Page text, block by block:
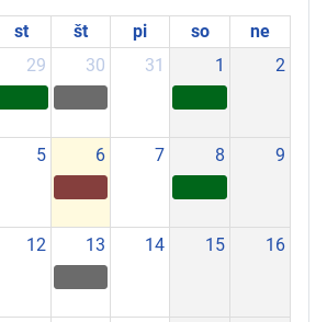
st št pi so
ne
29 30 31 1 2
5 6 7 8 9
12 13 14 15 16